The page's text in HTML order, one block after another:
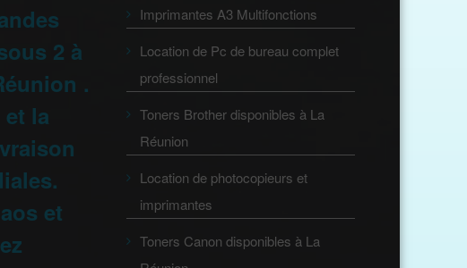
2 à
.
la
et
Imprimantes A3 Multifonctions
Location de Pc de bureau complet
professionnel
Toners Brother disponibles à La
Réunion
Location de photocopieurs et
imprimantes
Toners Canon disponibles à La